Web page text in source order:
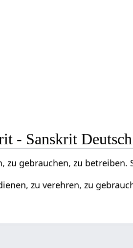
- Sanskrit Deutsch
zu gebrauchen, zu betreiben.
zu verehren, zu